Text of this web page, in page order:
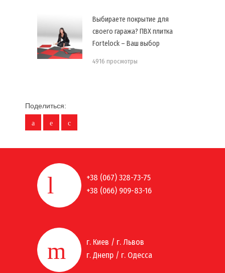
Выбираете покрытие для
своего гаража? ПВХ плитка
Fortelock – Ваш выбор
4916 просмотры
Поделиться:
+38 (067) 328-73-75
+38 (066) 909-83-16
г. Киев / г. Львов
г. Днепр / г. Одесса